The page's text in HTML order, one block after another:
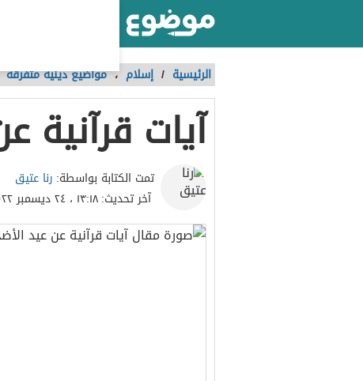
الرئيسية / إسلام ،مواضيع دينية متفرقة
آيات قرآنية
تمت الكتابة بواسطة: رنا عتيق
آخر تحديث:١٣:١٨ ، ٢٤ ديسمبر ٢٠٢٢